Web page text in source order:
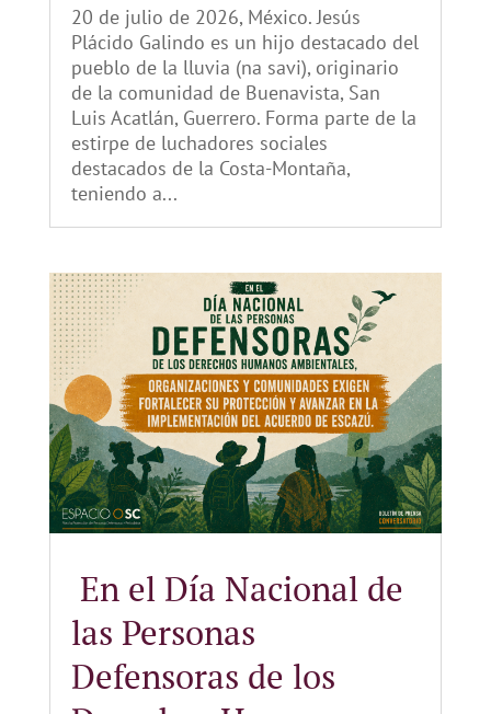
20 de julio de 2026, México. Jesús
Plácido Galindo es un hijo destacado del
pueblo de la lluvia (na savi), originario
de la comunidad de Buenavista, San
Luis Acatlán, Guerrero. Forma parte de la
estirpe de luchadores sociales
destacados de la Costa-Montaña,
teniendo a...
En el Día Nacional de
las Personas
Defensoras de los